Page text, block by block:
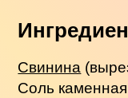
Свинина
Соль